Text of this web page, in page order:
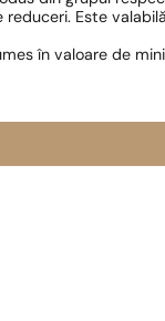
Este
în valoare de